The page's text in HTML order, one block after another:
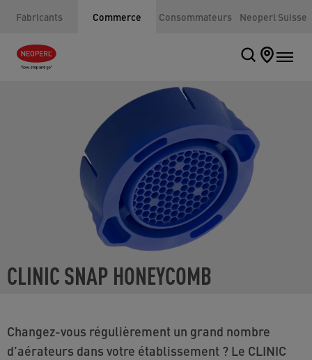
Fabricants Commerce Consommateurs Neoperl Suisse
CLINIC SNAP HONEYCOMB
Changez-vous régulièrement un grand nombre
d’aérateurs dans votre établissement ? Le CLINIC